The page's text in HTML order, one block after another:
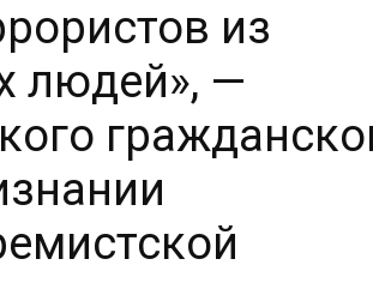
из
людей», —